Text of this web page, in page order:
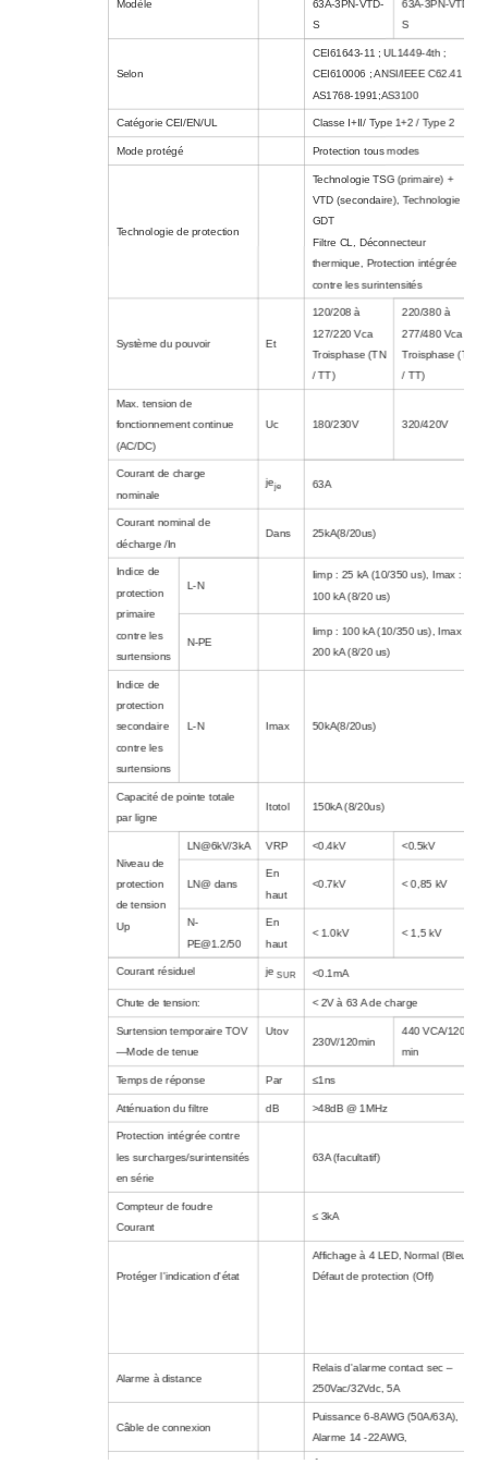
Modèle 63A-3PN-VTD-
S
63A-3PN-VTD-
S
Selon
CEI61643-11 ; UL1449-4th ;
CEI610006 ; ANSI/IEEE C62.41 ;
AS1768-1991;AS3100
Catégorie CEI/EN/UL Classe I+II/ Type 1+2 / Type 2
Mode protégé Protection tous modes
Technologie de protection
Technologie TSG (primaire) +
VTD (secondaire) Technologie
GDT
Filtre CL Déconnecteur
thermique Protection intégrée
contre les surintensités
Système du pouvoir Et
120/208 à
127/220 Vca
Troisphase (TN
/ TT)
220/380 à
277/480 Vca
Troisphase (TN
/ TT)
Max. tension de
fonctionnement continue
(AC/DC)
Uc 180/230V 320/420V
Courant de charge
nominale
jeje 63A
Courant nominal de
décharge /In
Dans 25kA(8/20us)
Indice de
protection
primaire
contre les
surtensions
L-N
Iimp : 25 kA (10/350 us), Imax :
100 kA (8/20 us)
N-PE
Iimp : 100 kA (10/350 us), Imax :
200 kA (8/20 us)
Indice de
protection
secondaire
contre les
surtensions
L-N Imax 50kA(8/20us)
Capacité de pointe totale
par ligne
Itotol 150kA (8/20us)
Niveau de
protection
de tension
Up
LN@6kV/3kA VRP <0.4kV <0.5kV
LN@ dans
En
haut
<0.7kV < 0,85 kV
N-
PE@1.2/50
En
haut
< 1.0kV < 1,5 kV
Courant résiduel je SUR <0.1mA
Chute de tension: < 2V à 63 A de charge
Surtension temporaire TOV
—Mode de tenue
Utov
230V/120min
440 VCA/120
min
Temps de réponse Par ≤1ns
Atténuation du filtre dB >48dB @ 1MHz
Protection intégrée contre
les surcharges/surintensités
en série
63A (facultatif)
Compteur de foudre
Courant
≤ 3kA
Protéger l'indication d'état
Affichage à 4 LED, Normal (Bleu),
Défaut de protection (Off)
Alarme à distance
Relais d'alarme contact sec –
250Vac/32Vdc, 5A
Câble de connexion
Puissance 6-8AWG (50A/63A),
Alarme 14 -22AWG,